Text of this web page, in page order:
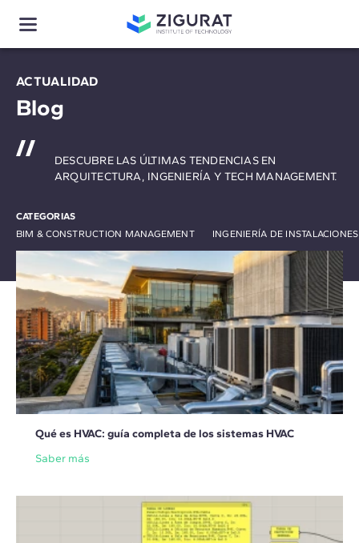
ACTUALIDAD
Blog
CATEGORIAS
BIM & CONSTRUCTION MANAGEMENT
INGENIERÍA DE
DESCUBRE LAS ÚLTIMAS TENDENCIAS EN
ARQUITECTURA, INGENIERÍA Y TECH MANAGEMENT.
Qué es HVAC: guía completa de los sistemas HVAC
Saber más